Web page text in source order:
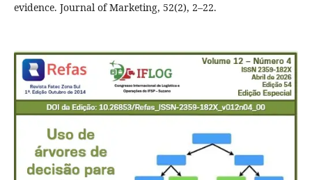
evidence. Journal of Marketing, 52(2), 2–22.